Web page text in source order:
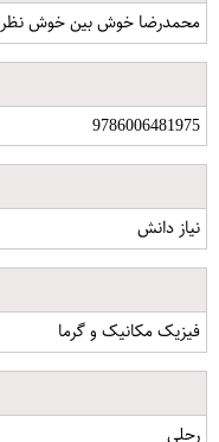
محمدرضا خوش بین خوش نظر
9786006481975
نیاز دانش
فیزیک مکانیک و گرما
رحلی